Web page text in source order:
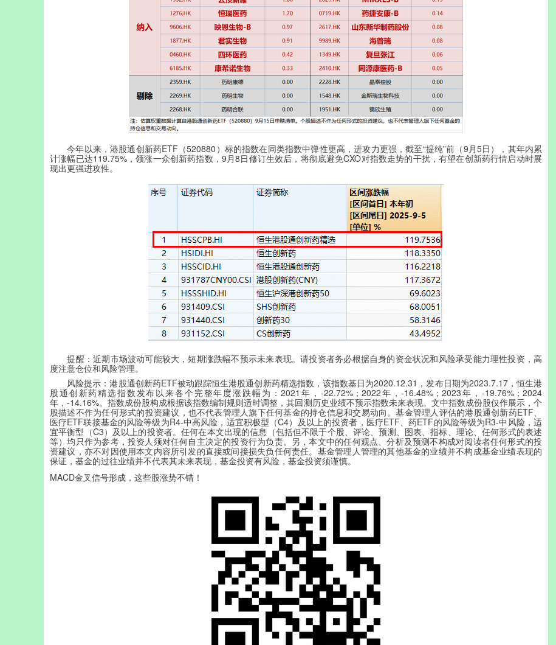
今年以来，港股通创新药ETF（520880）标的指数在同类指数中弹性更高，进攻力更强，截至“提纯”前（9月5日），其年内累
计涨幅已达119.75%，领涨一众创新药指数，9月8日修订生效后，将彻底避免CXO对指数走势的干扰，有望在创新药行情启动时展
现出更强进攻性。
提醒：近期市场波动可能较大，短期涨跌幅不预示未来表现。请投资者务必根据自身的资金状况和风险承受能力理性投资，高
度注意仓位和风险管理。
风险提示：港股通创新药ETF被动跟踪恒生港股通创新药精选指数，该指数基日为2020.12.31，发布日期为2023.7.17，恒生港
股通创新药精选指数发布以来各个完整年度涨跌幅为：2021年，-22.72%；2022年，-16.48%；2023年，-19.76%；2024
年，-14.16%。指数成份股构成根据该指数编制规则适时调整，其回测历史业绩不预示指数未来表现。文中指数成份股仅作展示，个
股描述不作为任何形式的投资建议，也不代表管理人旗下任何基金的持仓信息和交易动向。基金管理人评估的港股通创新药ETF、
医疗ETF联接基金的风险等级为R4-中高风险，适宜积极型（C4）及以上的投资者，医疗ETF、药ETF的风险等级为R3-中风险，适
宜平衡型（C3）及以上的投资者。任何在本文出现的信息（包括但不限于个股、评论、预测、图表、指标、理论、任何形式的表述
等）均只作为参考，投资人须对任何自主决定的投资行为负责。另，本文中的任何观点、分析及预测不构成对阅读者任何形式的投
资建议，亦不对因使用本文内容所引发的直接或间接损失负任何责任。基金管理人管理的其他基金的业绩并不构成基金业绩表现的
保证，基金的过往业绩并不代表其未来表现，基金投资有风险，基金投资须谨慎。
MACD金叉信号形成，这些股涨势不错！